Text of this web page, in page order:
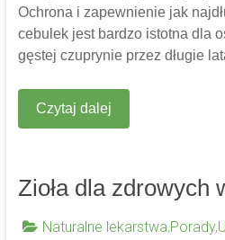
Ochrona i zapewnienie jak
cebulek jest bardzo istotna dla
gęstej czuprynie przez długie
Czytaj dalej
Zioła dla zdrowych
Naturalne lekarstwa,Porady,